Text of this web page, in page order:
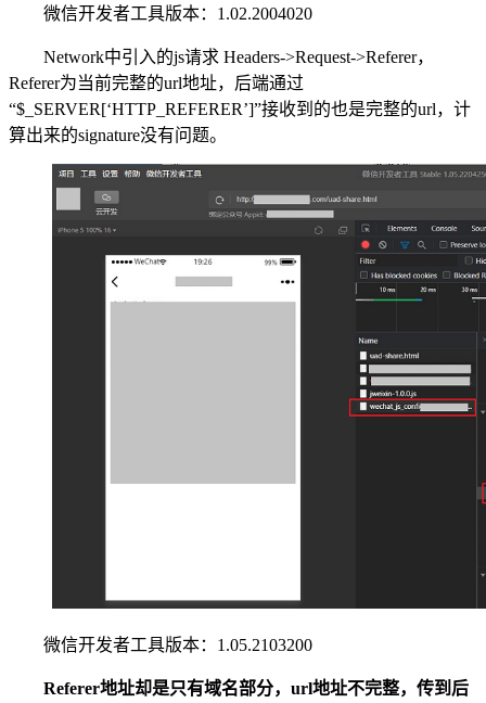
微信开发者工具版本：1.02.2004020
Network中引入的js请求 Headers->Request->Referer，
Referer为当前完整的url地址，后端通过
“$_SERVER[‘HTTP_REFERER’]”接收到的也是完整的url，计
算出来的signature没有问题。
微信开发者工具版本：1.05.2103200
Referer地址却是只有域名部分，url地址不完整，传到后